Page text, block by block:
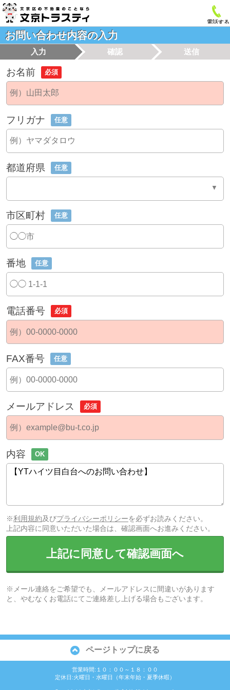
電話する
お問い合わせ内容の入力
入力 確認 送信
お名前 必須
フリガナ 任意
都道府県 任意
市区町村 任意
番地 任意
電話番号 必須
FAX番号 任意
メールアドレス 必須
内容 OK
※利用規約及びプライバシーポリシーを必ずお読みください。
上記内容に同意いただいた場合は、確認画面へお進みください。
上記に同意して確認画面へ
※メール連絡をご希望でも、メールアドレスに間違いがあります
と、やむなくお電話にてご連絡差し上げる場合もございます。
ページトップに戻る
営業時間:１０：００～１８：００
定休日:火曜日・水曜日（年末年始・夏季休暇）